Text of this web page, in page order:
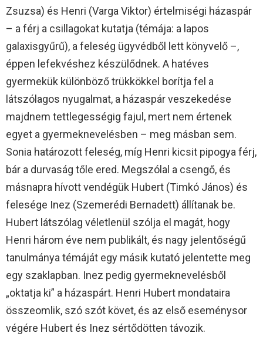
Zsuzsa) és Henri (Varga Viktor) értelmiségi házaspár
– a férj a csillagokat kutatja (témája: a lapos
galaxisgyűrű), a feleség ügyvédből lett könyvelő –,
éppen lefekvéshez készülődnek. A hatéves
gyermekük különböző trükkökkel borítja fel a
látszólagos nyugalmat, a házaspár veszekedése
majdnem tettlegességig fajul, mert nem értenek
egyet a gyermeknevelésben – meg másban sem.
Sonia határozott feleség, míg Henri kicsit pipogya férj,
bár a durvaság tőle ered. Megszólal a csengő, és
másnapra hívott vendégük Hubert (Timkó János) és
felesége Inez (Szemerédi Bernadett) állítanak be.
Hubert látszólag véletlenül szólja el magát, hogy
Henri három éve nem publikált, és nagy jelentőségű
tanulmánya témáját egy másik kutató jelentette meg
egy szaklapban. Inez pedig gyermeknevelésből
„oktatja ki” a házaspárt. Henri Hubert mondataira
összeomlik, szó szót követ, és az első eseménysor
végére Hubert és Inez sértődötten távozik.